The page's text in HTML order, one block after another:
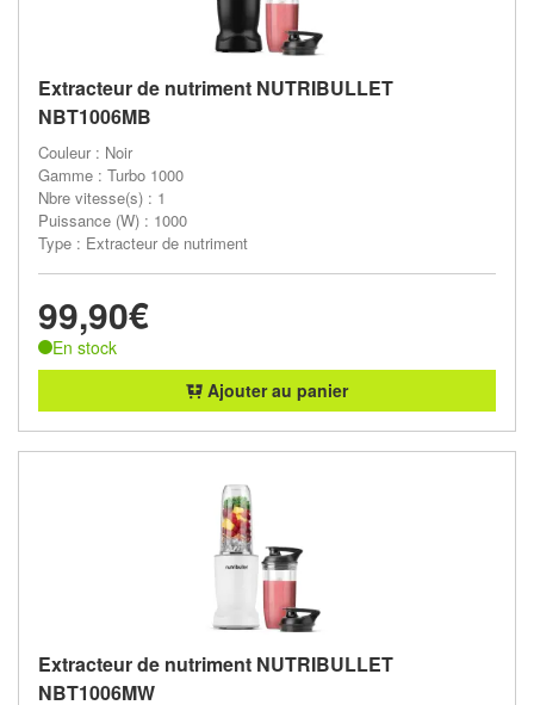
Extracteur de nutriment NUTRIBULLET
NBT1006MB
Couleur : Noir
Gamme : Turbo 1000
Nbre vitesse(s) : 1
Puissance (W) : 1000
Type : Extracteur de nutriment
99,90€
En stock
Ajouter au panier
Extracteur de nutriment NUTRIBULLET
NBT1006MW